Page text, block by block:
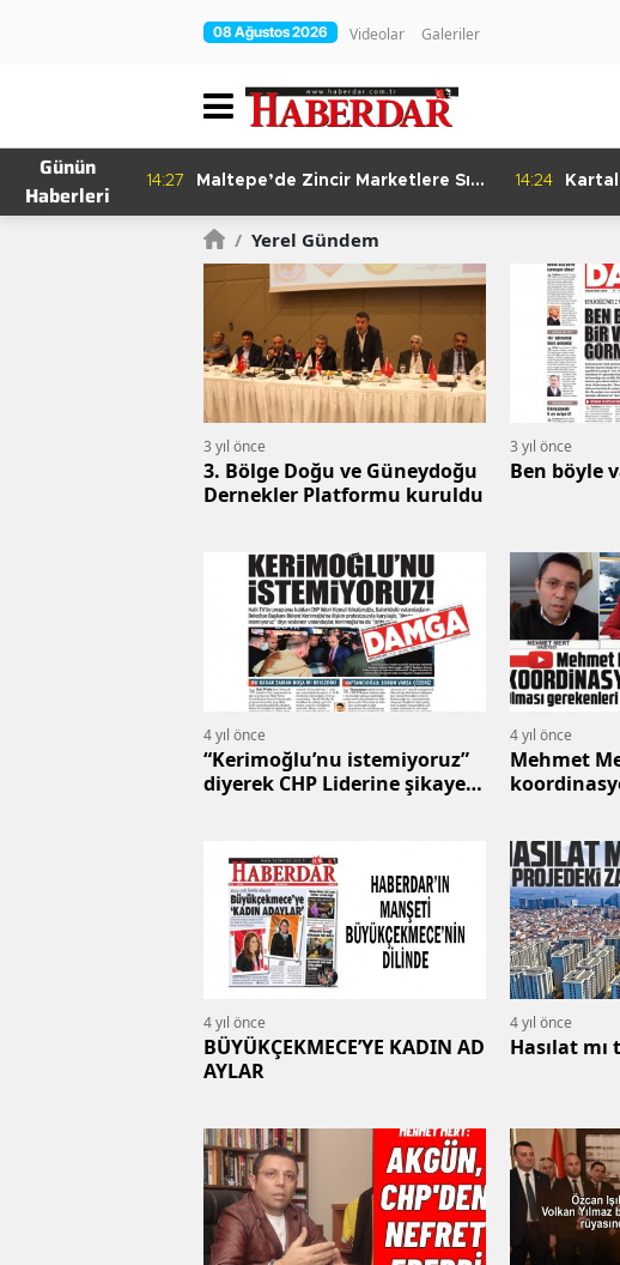
08 Ağustos 2026 Videolar Galeriler
Günün
Haberleri
14:27
Maltepe’de Zincir Marketlere Sıkı
14:24
/ Yerel Gündem
3 yıl önce
3. Bölge Doğu ve Güneydoğu
Dernekler Platformu kuruldu
3 yıl önce
Ben böyle
4 yıl önce
“Kerimoğlu’nu istemiyoruz”
diyerek CHP Liderine şikayet
4 yıl önce
Mehmet
4 yıl önce
BÜYÜKÇEKMECE’YE KADIN AD
AYLAR
4 yıl önce
Hasılat mı